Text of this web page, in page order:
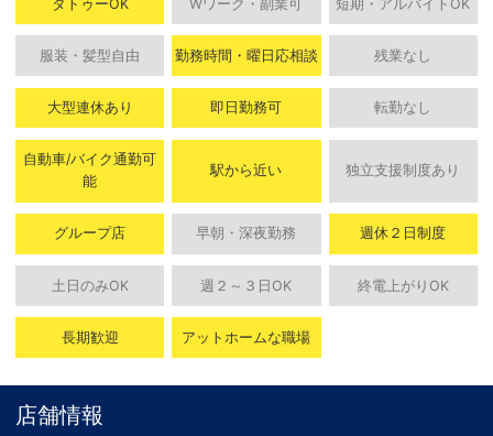
タトゥーOK Wワーク・副業可 短期・アルバイトOK
服装・髪型自由 勤務時間・曜日応相談 残業なし
大型連休あり 即日勤務可 転勤なし
自動車/バイク通勤可
能
駅から近い 独立支援制度あり
グループ店 早朝・深夜勤務 週休２日制度
土日のみOK 週２～３日OK 終電上がりOK
長期歓迎 アットホームな職場
店舗情報